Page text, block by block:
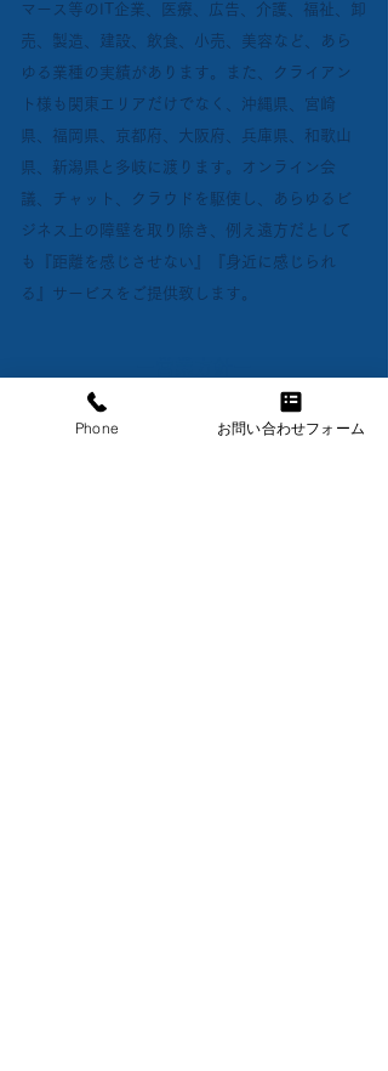
マース等のIT企業、医療、広告、介護、福祉、卸
売、製造、建設、飲食、小売、美容など、あら
ゆる業種の実績があります。また、クライアン
ト様も関東エリアだけでなく、沖縄県、宮崎
県、福岡県、京都府、大阪府、兵庫県、和歌山
県、新潟県と多岐に渡ります。オンライン会
議、チャット、クラウドを駆使し、あらゆるビ
ジネス上の障壁を取り除き、例え遠方だとして
も『距離を感じさせない』『身近に感じられ
る』サービスをご提供致します。
当事務所の顧問先様は、ホームページ等各種
WEB媒体からのお問い合わせ、顧問先様からの
Phone お問い合わせフォーム